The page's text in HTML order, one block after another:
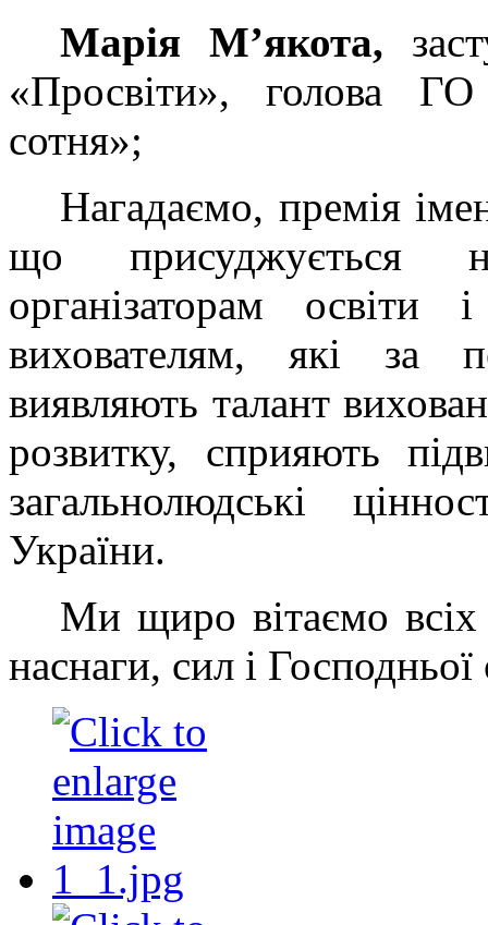
Марія М’якота,
«Просвіти», голова ГО
сотня»;
Нагадаємо, премія
що присуджується
організаторам
вихователям, які за
виявляють талант
розвитку, сприяють
загальнолюдські
України.
Ми щиро вітаємо всіх
наснаги, сил і